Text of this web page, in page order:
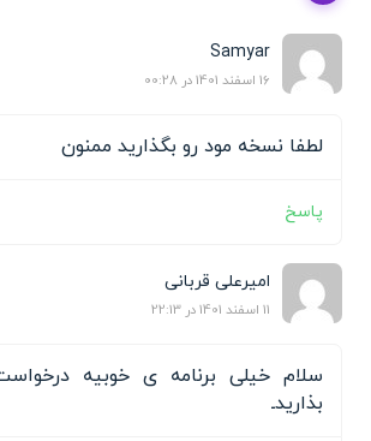
Samyar
16 اسفند 1401 در 00:28
لطفا نسخه مود رو بگذارید ممنون
پاسخ
امیرعلی قربانی
11 اسفند 1401 در 22:13
سلام خیلی برنامه ی خوبیه
بذاریدـ